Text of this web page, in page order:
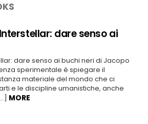
dare senso ai
dare senso ai buchi neri di Jacopo
sperimentale è spiegare il
materiale del mondo che ci
e le discipline umanistiche, anche
MORE